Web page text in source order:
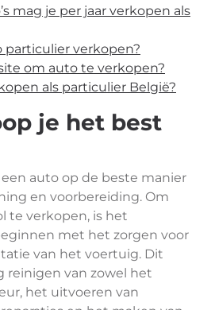
mag je per jaar verkopen als
particulier verkopen?
om auto te verkopen?
als particulier België?
je het best
auto op de beste manier
en voorbereiding. Om
te verkopen, is het
met het zorgen voor
van het voertuig. Dit
reinigen van zowel het
het uitvoeren van